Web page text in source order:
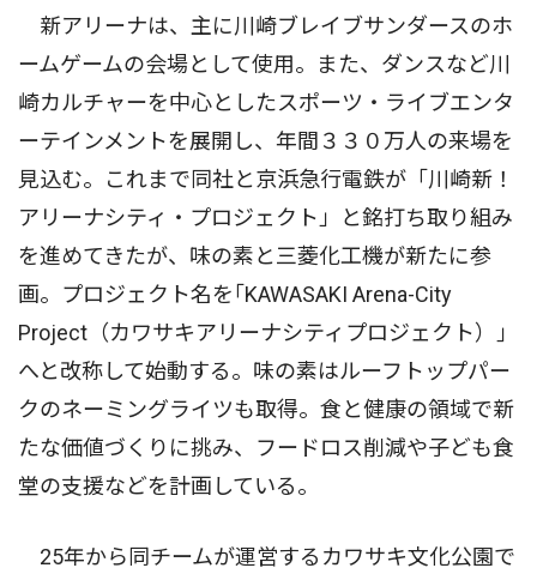
新アリーナは、主に川崎ブレイブサンダースのホ
ームゲームの会場として使用。また、ダンスなど川
崎カルチャーを中心としたスポーツ・ライブエンタ
ーテインメントを展開し、年間３３０万人の来場を
見込む。これまで同社と京浜急行電鉄が「川崎新！
アリーナシティ・プロジェクト」と銘打ち取り組み
を進めてきたが、味の素と三菱化工機が新たに参
画。プロジェクト名を｢KAWASAKI Arena-City
Project（カワサキアリーナシティプロジェクト）｣
へと改称して始動する。味の素はルーフトップパー
クのネーミングライツも取得。食と健康の領域で新
たな価値づくりに挑み、フードロス削減や子ども食
堂の支援などを計画している。
25年から同チームが運営するカワサキ文化公園で